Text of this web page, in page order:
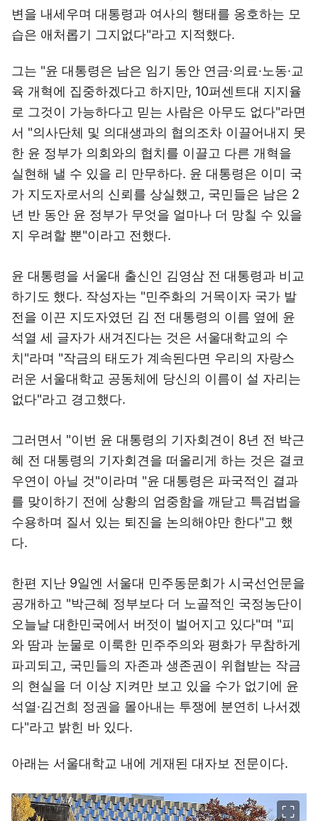
변을 내세우며 대통령과 여사의 행태를 옹호하는 모
습은 애처롭기 그지없다"라고 지적했다.
그는 "윤 대통령은 남은 임기 동안 연금·의료·노동·교
육 개혁에 집중하겠다고 하지만, 10퍼센트대 지지율
로 그것이 가능하다고 믿는 사람은 아무도 없다"라면
서 "의사단체 및 의대생과의 협의조차 이끌어내지 못
한 윤 정부가 의회와의 협치를 이끌고 다른 개혁을
실현해 낼 수 있을 리 만무하다. 윤 대통령은 이미 국
가 지도자로서의 신뢰를 상실했고, 국민들은 남은 2
년 반 동안 윤 정부가 무엇을 얼마나 더 망칠 수 있을
지 우려할 뿐"이라고 전했다.
윤 대통령을 서울대 출신인 김영삼 전 대통령과 비교
하기도 했다. 작성자는 "민주화의 거목이자 국가 발
전을 이끈 지도자였던 김 전 대통령의 이름 옆에 윤
석열 세 글자가 새겨진다는 것은 서울대학교의 수
치"라며 "작금의 태도가 계속된다면 우리의 자랑스
러운 서울대학교 공동체에 당신의 이름이 설 자리는
없다"라고 경고했다.
그러면서 "이번 윤 대통령의 기자회견이 8년 전 박근
혜 전 대통령의 기자회견을 떠올리게 하는 것은 결코
우연이 아닐 것"이라며 "윤 대통령은 파국적인 결과
를 맞이하기 전에 상황의 엄중함을 깨닫고 특검법을
수용하며 질서 있는 퇴진을 논의해야만 한다"고 했
다.
한편 지난 9일엔 서울대 민주동문회가 시국선언문을
공개하고 "박근혜 정부보다 더 노골적인 국정농단이
오늘날 대한민국에서 버젓이 벌어지고 있다"며 "피
와 땀과 눈물로 이룩한 민주주의와 평화가 무참하게
파괴되고, 국민들의 자존과 생존권이 위협받는 작금
의 현실을 더 이상 지켜만 보고 있을 수가 없기에 윤
석열·김건희 정권을 몰아내는 투쟁에 분연히 나서겠
다"라고 밝힌 바 있다.
아래는 서울대학교 내에 게재된 대자보 전문이다.